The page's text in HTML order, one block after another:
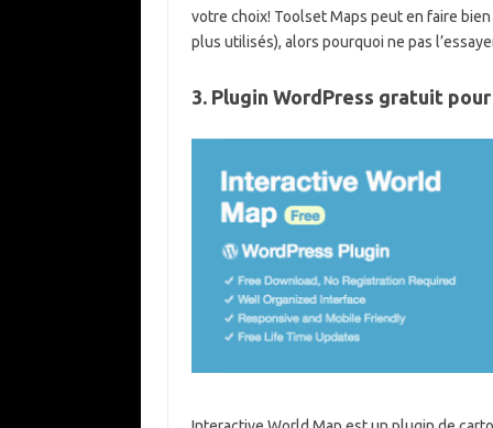
votre choix! Toolset Maps peut en faire
plus utilisés), alors pourquoi ne pas
3. Plugin WordPress gratuit